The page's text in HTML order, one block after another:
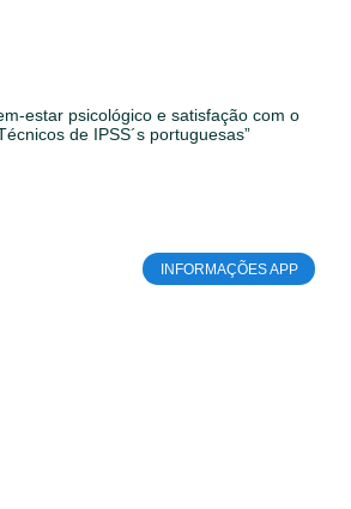
estar psicológico e satisfação com o
de IPSS´s portuguesas”
INFORMAÇÕES APP